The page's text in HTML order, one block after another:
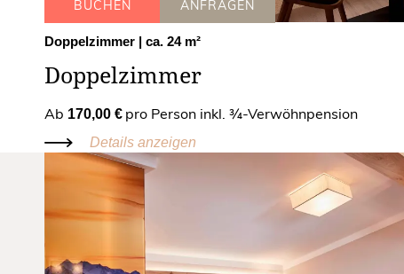
BUCHEN ANFRAGEN
Doppelzimmer | ca. 24 m²
Doppelzimmer
Ab 170,00 € pro Person inkl. ¾-Verwöhnpension
Details anzeigen